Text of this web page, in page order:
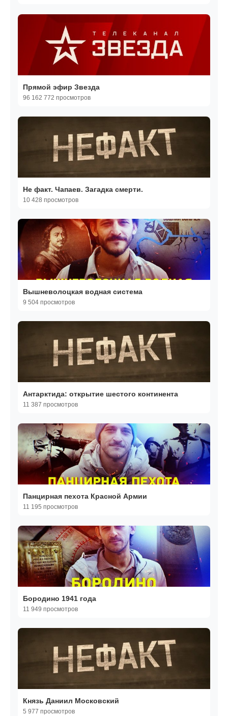
Прямой эфир Звезда
96 162 772 просмотров
Не факт. Чапаев. Загадка смерти.
10 428 просмотров
Вышневолоцкая водная система
9 504 просмотров
Антарктида: открытие шестого континента
11 387 просмотров
Панцирная пехота Красной Армии
11 195 просмотров
Бородино 1941 года
11 949 просмотров
Князь Даниил Московский
5 977 просмотров